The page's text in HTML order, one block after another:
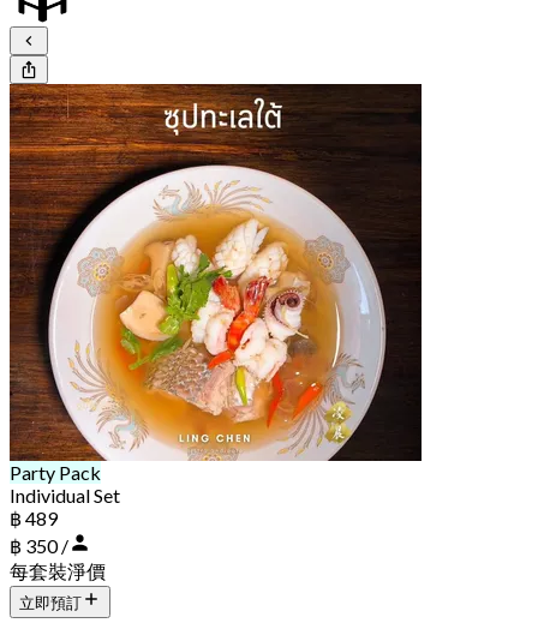
Party Pack
Individual Set
฿ 489
฿ 350 /
每套裝淨價
立即預訂